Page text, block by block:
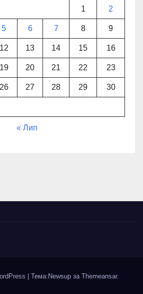
1 2
5 6 7 8 9
12 13 14 15 16
19 20 21 22 23
26 27 28 29 30
« Лип
Тема:Newsup за Themeansar.